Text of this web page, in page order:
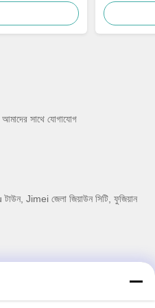
আমাদের সাথে যোগাযোগ
Jimei জেলা জিয়াউন সিটি, ফুজিয়ান